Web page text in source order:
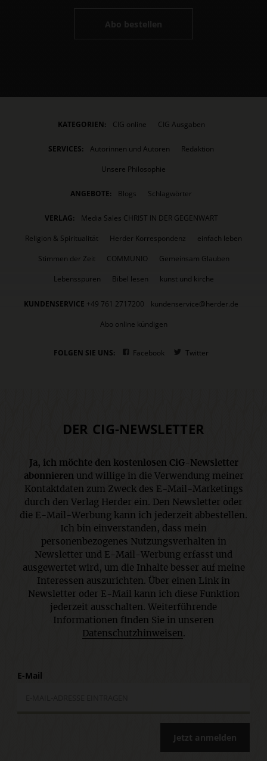
Abo bestellen
KATEGORIEN: CIG online CIG Ausgaben
SERVICES: Autorinnen und Autoren
Redaktion
Unsere Philosophie
ANGEBOTE: Blogs Schlagwörter
VERLAG:
Media Sales CHRIST IN DER GEGENWART
Religion & Spiritualität
Herder Korrespondenz
einfach leben
Stimmen der Zeit
COMMUNIO
Gemeinsam Glauben
Lebensspuren
Bibel lesen kunst und kirche
KUNDENSERVICE +49 761 2717200
kundenservice@herder.de
Abo online kündigen
FOLGEN SIE UNS: Facebook Twitter
DER CIG-NEWSLETTER
Ja, ich möchte den kostenlosen CiG-Newsletter
abonnieren und willige in die Verwendung meiner
Kontaktdaten zum Zweck des E-Mail-Marketings
durch den Verlag Herder ein. Den Newsletter oder
die E-Mail-Werbung kann ich jederzeit abbestellen.
Ich bin einverstanden, dass mein
personenbezogenes Nutzungsverhalten in
Newsletter und E-Mail-Werbung erfasst und
ausgewertet wird, um die Inhalte besser auf meine
Interessen auszurichten. Über einen Link in
Newsletter oder E-Mail kann ich diese Funktion
jederzeit ausschalten. Weiterführende
Informationen finden Sie in unseren
Datenschutzhinweisen .
E-Mail
Jetzt anmelden